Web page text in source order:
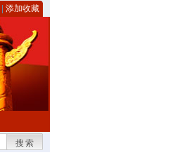
添加收藏
搜索